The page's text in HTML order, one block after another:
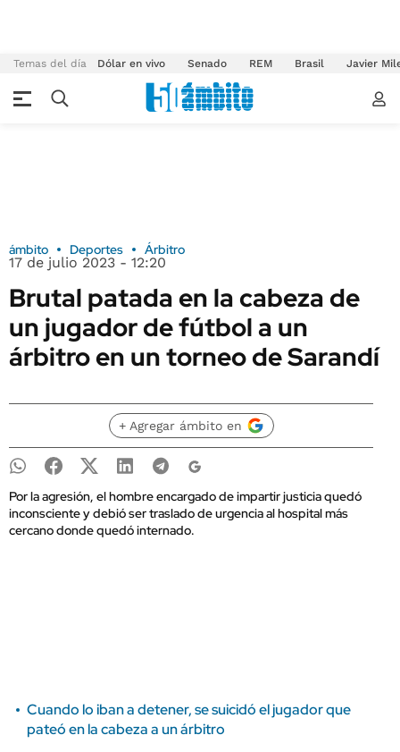
Temas del día Dólar en vivo Senado REM Brasil Javier
ámbito Deportes Árbitro
17 de julio 2023 - 12:20
Brutal patada en la cabeza de
un jugador de fútbol a un
árbitro en un torneo de Sarandí
+ Agregar ámbito en
Por la agresión, el hombre encargado de impartir justicia quedó
inconsciente y debió ser traslado de urgencia al hospital más
cercano donde quedó internado.
Cuando lo iban a detener, se suicidó el jugador que
pateó en la cabeza a un árbitro